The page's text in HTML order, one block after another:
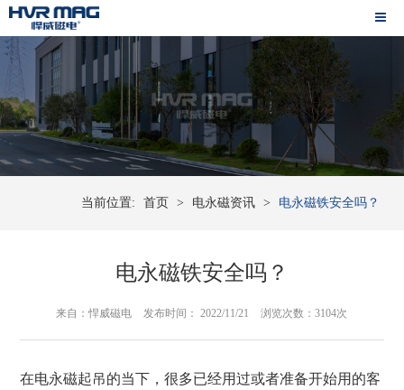
当前位置: 首页 > 电永磁资讯 > 电永磁铁安全吗？
电永磁铁安全吗？
来自：悍威磁电 发布时间： 2022/11/21 浏览次数：3104次
在电永磁起吊的当下，很多已经用过或者准备开始用的客